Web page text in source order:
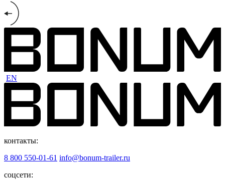
EN
контакты:
8 800 550-01-61 info@bonum-trailer.ru
соцсети: